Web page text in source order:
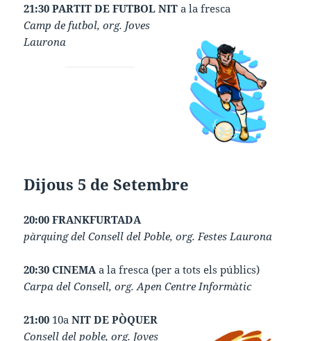
21:30 PARTIT DE FUTBOL NIT a la fresca
Camp de futbol, org. Joves
Laurona
Dijous 5 de Setembre
20:00 FRANKFURTADA
pàrquing del Consell del Poble, org. Festes Laurona
20:30 CINEMAa la fresca (per a tots els públics)
Carpa del Consell, org. Apen Centre Informàtic
21:00 10aNIT DE PÒQUER
Consell del poble, org. Joves